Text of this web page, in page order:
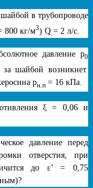
в трубопроводе
800 кг/м3) Q = 2 л/с.
давление p0
шайбой возникнет
pн.п = 16 кПа.
ξ = 0,06 и
давление перед
отверстия, при
до ε’ = 0,75